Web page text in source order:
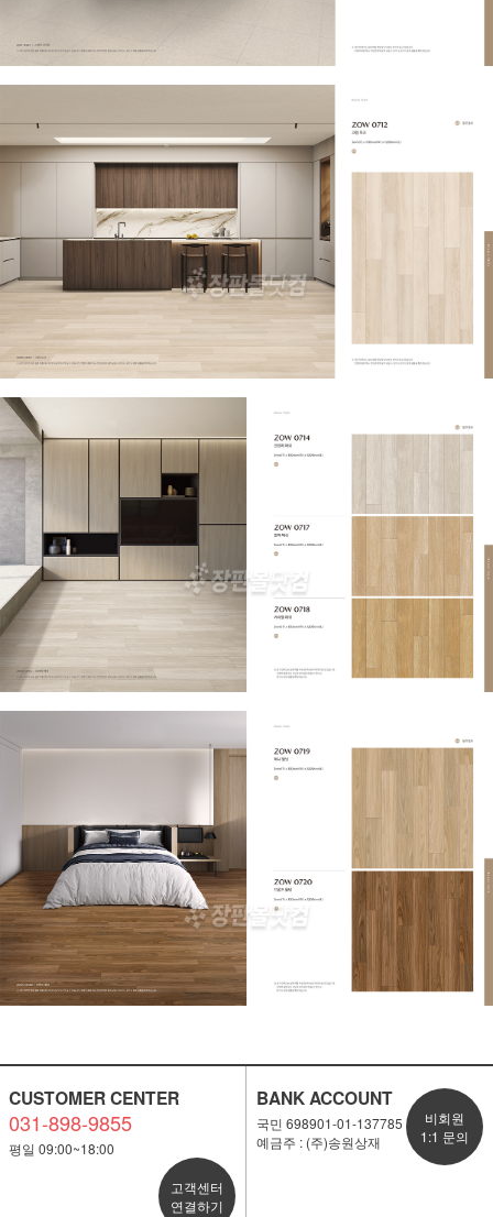
CUSTOMER CENTER
031-898-9855
평일 09:00~18:00
고객센터
연결하기
BANK ACCOUNT
국민 698901-01-137785
예금주 : (주)송원상재
비회원
1:1 문의